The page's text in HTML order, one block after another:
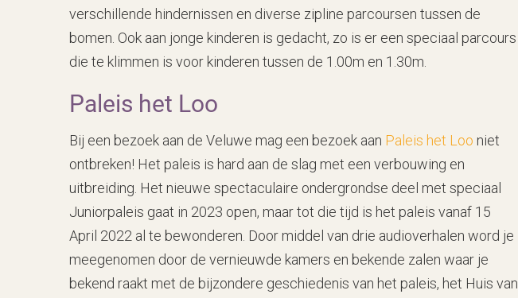
verschillende hindernissen en diverse zipline parcoursen tussen de
bomen. Ook aan jonge kinderen is gedacht, zo is er een speciaal parcours
die te klimmen is voor kinderen tussen de 1.00m en 1.30m.
Paleis het Loo
Bij een bezoek aan de Veluwe mag een bezoek aan Paleis het Loo niet
ontbreken! Het paleis is hard aan de slag met een verbouwing en
uitbreiding. Het nieuwe spectaculaire ondergrondse deel met speciaal
Juniorpaleis gaat in 2023 open, maar tot die tijd is het paleis vanaf 15
April 2022 al te bewonderen. Door middel van drie audioverhalen word je
meegenomen door de vernieuwde kamers en bekende zalen waar je
bekend raakt met de bijzondere geschiedenis van het paleis, het Huis van